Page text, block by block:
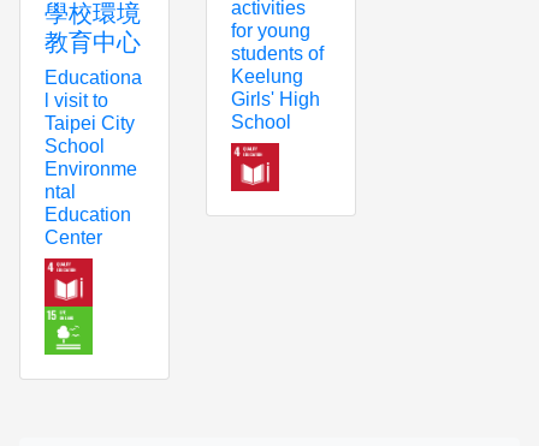
學校環境
教育中心
Educationa
l visit to
Taipei City
School
Environme
ntal
Education
Center
activities
for young
students of
Keelung
Girls' High
School